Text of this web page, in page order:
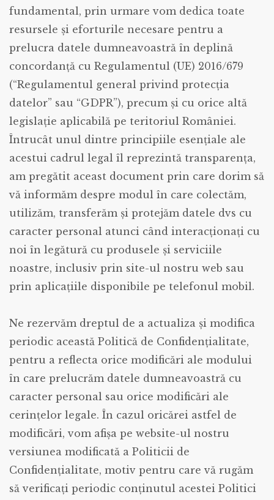
fundamental, prin urmare vom dedica toate
resursele și eforturile necesare pentru a
prelucra datele dumneavoastră în deplină
concordanță cu Regulamentul (UE) 2016/679
(“Regulamentul general privind protecția
datelor” sau “GDPR”), precum și cu orice altă
legislație aplicabilă pe teritoriul României.
Întrucât unul dintre principiile esențiale ale
acestui cadrul legal îl reprezintă transparența,
am pregătit aceast document prin care dorim să
vă informăm despre modul în care colectăm,
utilizăm, transferăm și protejăm datele dvs cu
caracter personal atunci când interacționați cu
noi în legătură cu produsele și serviciile
noastre, inclusiv prin site-ul nostru web sau
prin aplicațiile disponibile pe telefonul mobil.
Ne rezervăm dreptul de a actualiza și modifica
periodic această Politică de Confidențialitate,
pentru a reflecta orice modificări ale modului
în care prelucrăm datele dumneavoastră cu
caracter personal sau orice modificări ale
cerințelor legale. În cazul oricărei astfel de
modificări, vom afișa pe website-ul nostru
versiunea modificată a Politicii de
Confidențialitate, motiv pentru care vă rugăm
să verificaţi periodic conţinutul acestei Politici